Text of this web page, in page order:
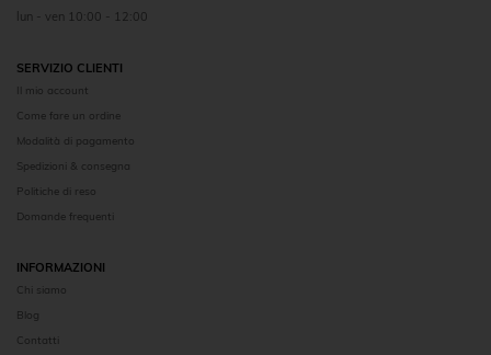
lun - ven 10:00 - 12:00
SERVIZIO CLIENTI
Il mio account
Come fare un ordine
Modalità di pagamento
Spedizioni & consegna
Politiche di reso
Domande frequenti
INFORMAZIONI
Chi siamo
Blog
Contatti